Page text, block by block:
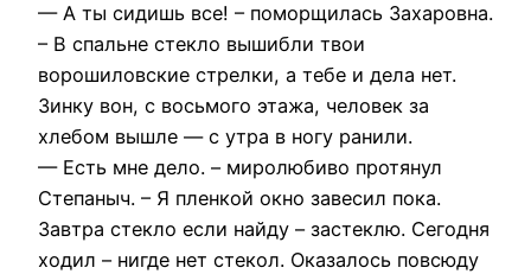
— А ты сидишь все! – поморщилась Захаровна.
– В спальне стекло вышибли твои
ворошиловские стрелки, а тебе и дела нет.
Зинку вон, с восьмого этажа, человек за
хлебом вышле — с утра в ногу ранили.
— Есть мне дело. – миролюбиво протянул
Степаныч. – Я пленкой окно завесил пока.
Завтра стекло если найду – застеклю. Сегодня
ходил – нигде нет стекол. Оказалось повсюду